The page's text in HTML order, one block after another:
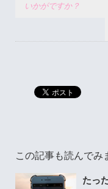
いかがですか？
この記事も読んでみ
たっ